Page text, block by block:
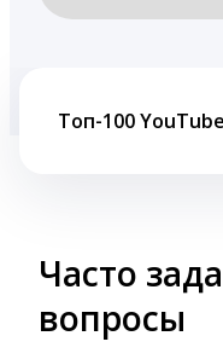
Топ-100
Часто
вопросы